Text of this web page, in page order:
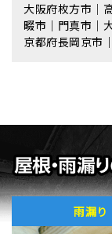
大阪府枚方市｜
畷市｜門真市｜
京都府長岡京市
雨漏り